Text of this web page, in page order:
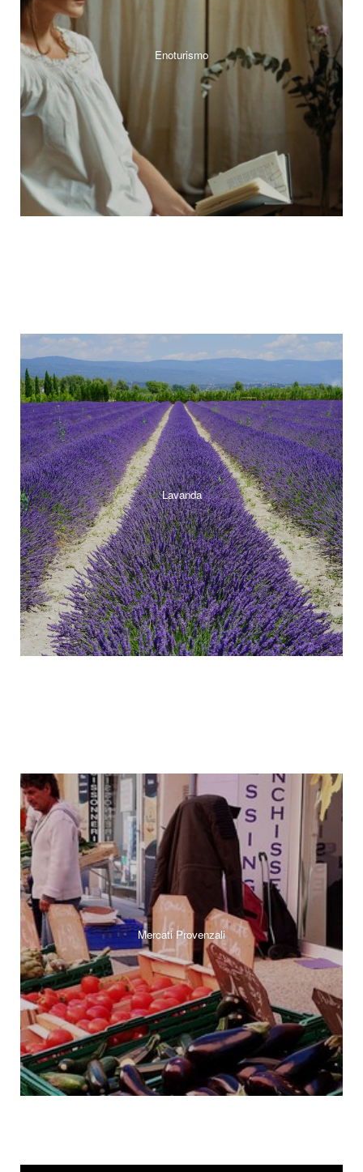
Enoturismo
Lavanda
Mercati Provenzali